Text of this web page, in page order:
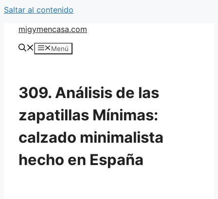
Saltar al contenido
migymencasa.com
Menú
309. Análisis de las
zapatillas Mínimas:
calzado minimalista
hecho en España